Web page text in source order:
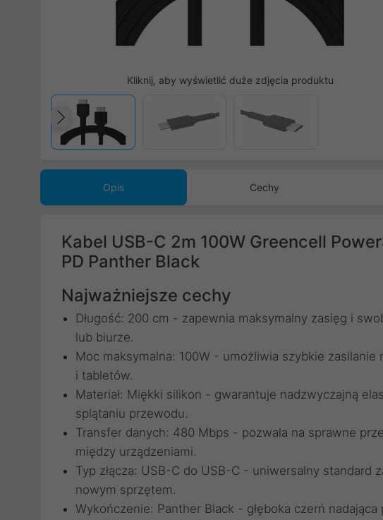
Kliknij, aby wyświetlić duże zdjęcia produktu
Poprzedni
Opis Cechy
Kabel USB-C 2m 100W Greencell
PD Panther Black
Najważniejsze cechy
Długość: 200 cm - zapewnia maksymalny zasięg i
lub biurze.
Moc maksymalna: 100W - umożliwia szybkie
i tabletów.
Materiał: Miękki silikon - gwarantuje nadzwyczajną
splątaniu przewodu.
Transfer danych: 480 Mbps - pozwala na sprawne
między urządzeniami.
Typ złącza: USB-C do USB-C - uniwersalny standard
nowym sprzętem.
Wykończenie: Panther Black - głęboka czerń